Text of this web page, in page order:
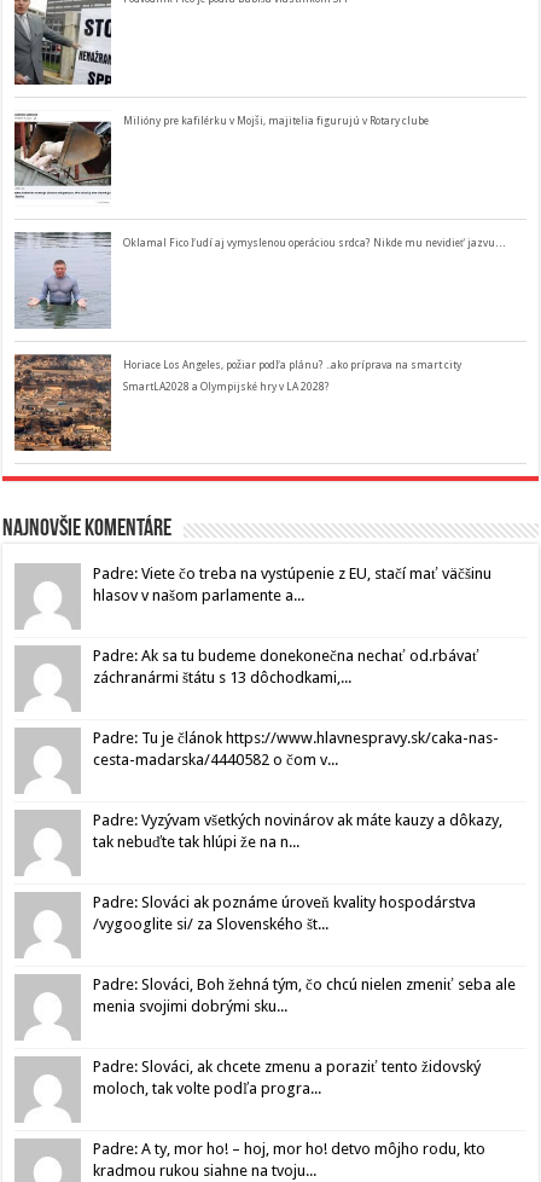
Milióny pre kafilérku v Mojši, majitelia figurujú v Rotary clube
Oklamal Fico ľudí aj vymyslenou operáciou srdca? Nikde mu nevidieť jazvu…
Horiace Los Angeles, požiar podľa plánu? ..ako príprava na smart city
SmartLA2028 a Olympijské hry v LA 2028?
Najnovšie komentáre
Padre: Viete čo treba na vystúpenie z EU, stačí mať väčšinu
hlasov v našom parlamente a...
Padre: Ak sa tu budeme donekonečna nechať od.rbávať
záchranármi štátu s 13 dôchodkami,...
Padre: Tu je článok https://www.hlavnespravy.sk/caka-nas-
cesta-madarska/4440582 o čom v...
Padre: Vyzývam všetkých novinárov ak máte kauzy a dôkazy,
tak nebuďte tak hlúpi že na n...
Padre: Slováci ak poznáme úroveň kvality hospodárstva
/vygooglite si/ za Slovenského št...
Padre: Slováci, Boh žehná tým, čo chcú nielen zmeniť seba ale
menia svojimi dobrými sku...
Padre: Slováci, ak chcete zmenu a poraziť tento židovský
moloch, tak volte podľa progra...
Padre: A ty, mor ho! – hoj, mor ho! detvo môjho rodu, kto
kradmou rukou siahne na tvoju...